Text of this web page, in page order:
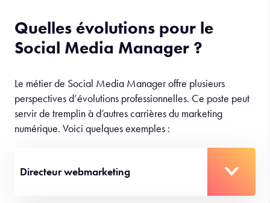
Quelles évolutions pour le
Social Media Manager ?
Le métier de Social Media Manager offre plusieurs
perspectives d’évolutions professionnelles. Ce poste peut
servir de tremplin à d’autres carrières du marketing
numérique. Voici quelques exemples :
Directeur webmarketing